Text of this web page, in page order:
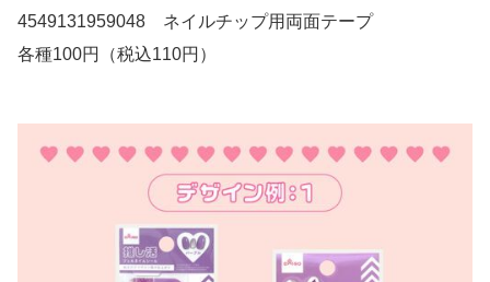
4549131959048 ネイルチップ用両面テープ
各種100円（税込110円）